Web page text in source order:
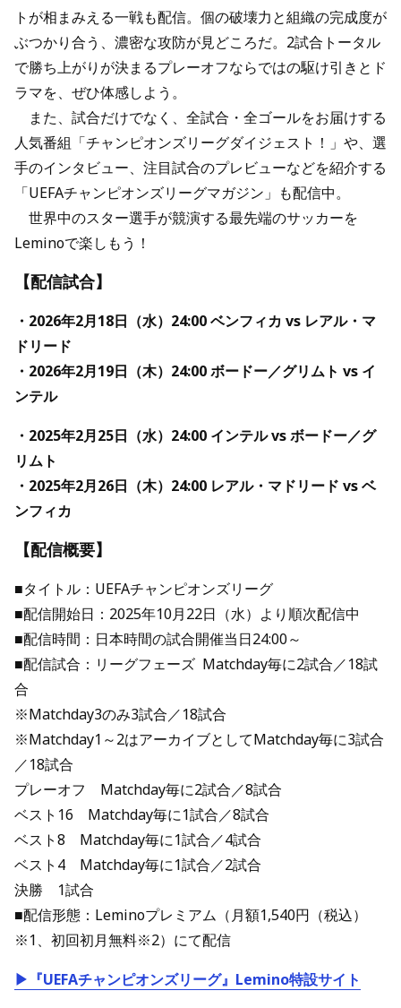
トが相まみえる一戦も配信。個の破壊力と組織の完成度が
ぶつかり合う、濃密な攻防が見どころだ。2試合トータル
で勝ち上がりが決まるプレーオフならではの駆け引きとド
ラマを、ぜひ体感しよう。
また、試合だけでなく、全試合・全ゴールをお届けする
人気番組「チャンピオンズリーグダイジェスト！」や、選
手のインタビュー、注目試合のプレビューなどを紹介する
「UEFAチャンピオンズリーグマガジン」も配信中。
世界中のスター選手が競演する最先端のサッカーを
Leminoで楽しもう！
【配信試合】
・2026年2月18日（水）24:00 ベンフィカ vs レアル・マ
ドリード
・2026年2月19日（木）24:00 ボードー／グリムト vs イ
ンテル
・2025年2月25日（水）24:00 インテル vs ボードー／グ
リムト
・2025年2月26日（木）24:00 レアル・マドリード vs ベ
ンフィカ
【配信概要】
■タイトル：UEFAチャンピオンズリーグ
■配信開始日：2025年10月22日（水）より順次配信中
■配信時間：日本時間の試合開催当日24:00～
■配信試合：リーグフェーズ Matchday毎に2試合／18試
合
※Matchday3のみ3試合／18試合
※Matchday1～2はアーカイブとしてMatchday毎に3試合
／18試合
プレーオフ Matchday毎に2試合／8試合
ベスト16 Matchday毎に1試合／8試合
ベスト8 Matchday毎に1試合／4試合
ベスト4 Matchday毎に1試合／2試合
決勝 1試合
■配信形態：Leminoプレミアム（月額1,540円（税込）
※1、初回初月無料※2）にて配信
▶『UEFAチャンピオンズリーグ』Lemino特設サイト